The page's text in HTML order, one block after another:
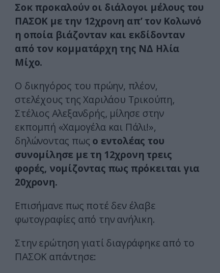
Σοκ προκαλούν οι διάλογοι μέλους του
ΠΑΣΟΚ με την 12χρονη απ’ τον Κολωνό
η οποία βιάζονταν και εκδίδονταν
από τον κομματάρχη της ΝΔ Ηλία
Μίχο.
Ο δικηγόρος του πρώην, πλέον,
στελέχους της Χαριλάου Τρικούπη,
Στέλιος Αλεξανδρής, μίλησε στην
εκπομπή «Χαμογέλα και Πάλι!»,
δηλώνοντας πως ο εντολέας του
συνομίλησε με τη 12χρονη τρεις
φορές, νομίζοντας πως πρόκειται για
20χρονη.
Επισήμανε πως ποτέ δεν έλαβε
φωτογραφίες από την ανήλικη.
Στην ερώτηση γιατί διαγράφηκε από το
ΠΑΣΟΚ απάντησε: